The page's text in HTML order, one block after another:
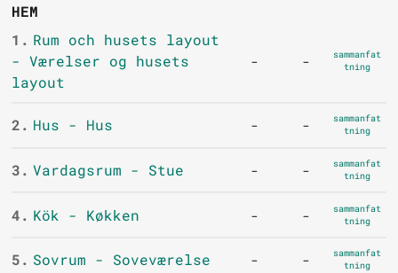
HEM
1. Rum och husets layout
- Værelser og husets
layout
- -
sammanfat
tning
2. Hus - Hus - -
sammanfat
tning
3. Vardagsrum - Stue - -
sammanfat
tning
4. Kök - Køkken - -
sammanfat
tning
5. Sovrum - Soveværelse - -
sammanfat
tning